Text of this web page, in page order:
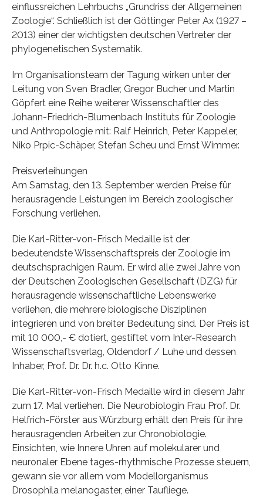
einflussreichen Lehrbuchs „Grundriss der Allgemeinen
Zoologie“. Schließlich ist der Göttinger Peter Ax (1927 –
2013) einer der wichtigsten deutschen Vertreter der
phylogenetischen Systematik.
Im Organisationsteam der Tagung wirken unter der
Leitung von Sven Bradler, Gregor Bucher und Martin
Göpfert eine Reihe weiterer Wissenschaftler des
Johann-Friedrich-Blumenbach Instituts für Zoologie
und Anthropologie mit: Ralf Heinrich, Peter Kappeler,
Niko Prpic-Schäper, Stefan Scheu und Ernst Wimmer.
Preisverleihungen
Am Samstag, den 13. September werden Preise für
herausragende Leistungen im Bereich zoologischer
Forschung verliehen.
Die Karl-Ritter-von-Frisch Medaille ist der
bedeutendste Wissenschaftspreis der Zoologie im
deutschsprachigen Raum. Er wird alle zwei Jahre von
der Deutschen Zoologischen Gesellschaft (DZG) für
herausragende wissenschaftliche Lebenswerke
verliehen, die mehrere biologische Disziplinen
integrieren und von breiter Bedeutung sind. Der Preis ist
mit 10 000,- € dotiert, gestiftet vom Inter-Research
Wissenschaftsverlag, Oldendorf / Luhe und dessen
Inhaber, Prof. Dr. Dr. h.c. Otto Kinne.
Die Karl-Ritter-von-Frisch Medaille wird in diesem Jahr
zum 17. Mal verliehen. Die Neurobiologin Frau Prof. Dr.
Helfrich-Förster aus Würzburg erhält den Preis für ihre
herausragenden Arbeiten zur Chronobiologie.
Einsichten, wie Innere Uhren auf molekularer und
neuronaler Ebene tages-rhythmische Prozesse steuern,
gewann sie vor allem vom Modellorganismus
Drosophila melanogaster, einer Taufliege.